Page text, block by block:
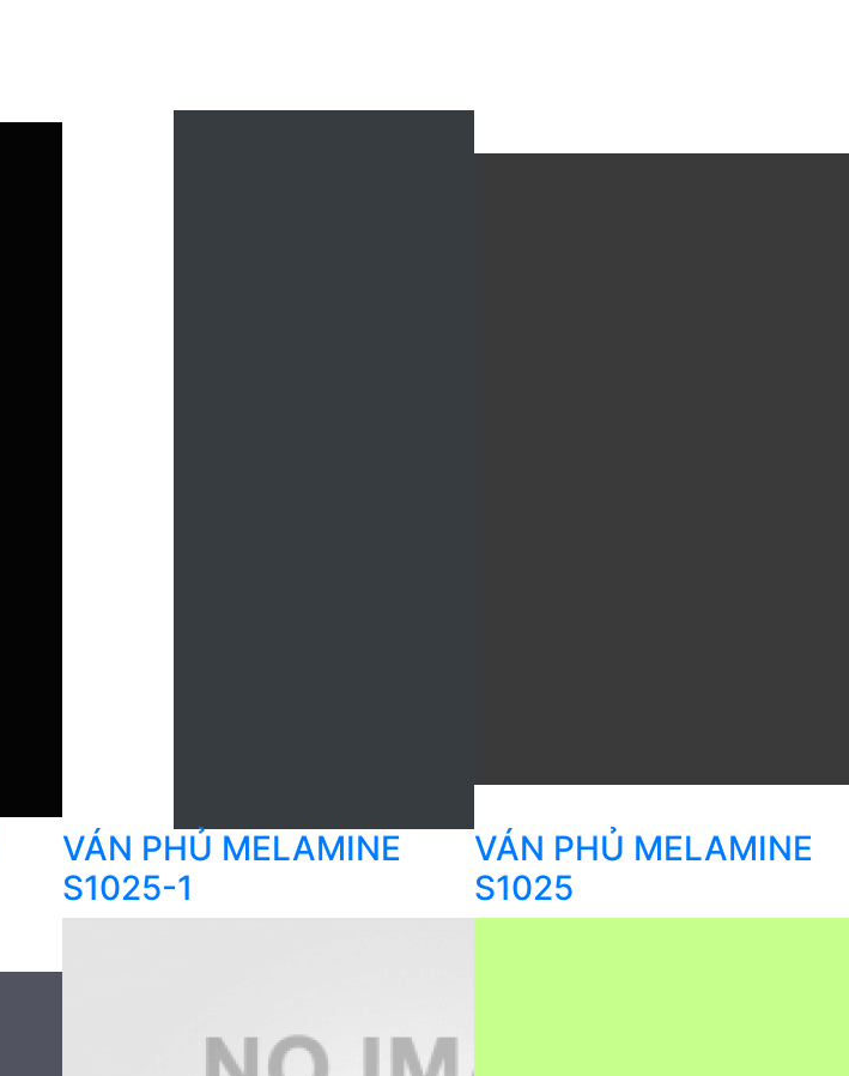
VÁN PHỦ MELAMINE
S1025-1
VÁN PHỦ MELAMINE
S1025